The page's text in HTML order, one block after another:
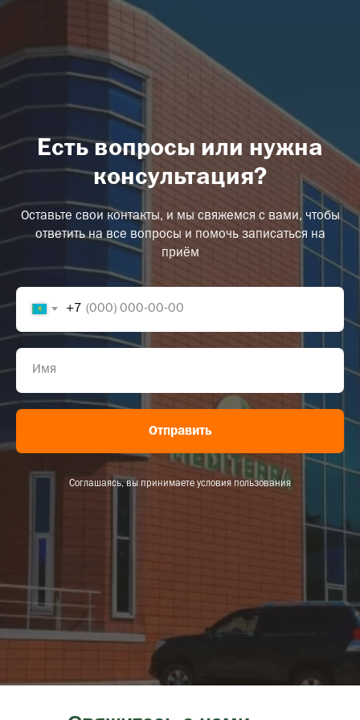
Есть вопросы или нужна
консультация?
Оставьте свои контакты, и мы свяжемся с вами, чтобы
ответить на все вопросы и помочь записаться на
приём
+7
Отправить
Соглашаясь, вы принимаете условия пользования